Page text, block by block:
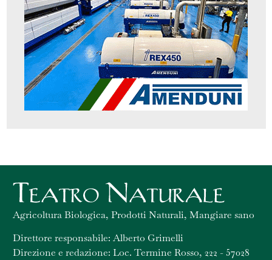
Agricoltura Biologica, Prodotti Naturali, Mangiare sano
Direttore responsabile: Alberto Grimelli
Direzione e redazione: Loc. Termine Rosso, 222 - 57028